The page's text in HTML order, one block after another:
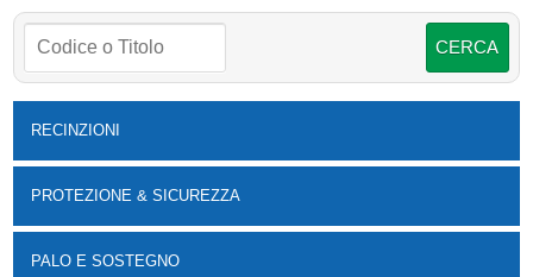
RECINZIONI
PROTEZIONE & SICUREZZA
PALO E SOSTEGNO